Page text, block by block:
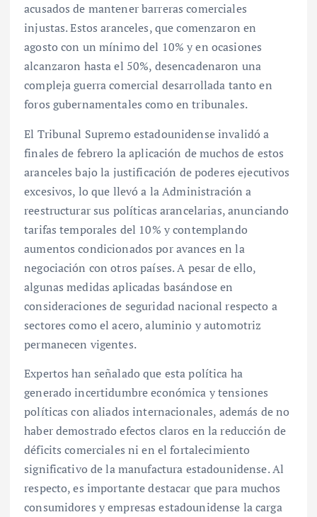
acusados de mantener barreras comerciales
injustas. Estos aranceles, que comenzaron en
agosto con un mínimo del 10% y en ocasiones
alcanzaron hasta el 50%, desencadenaron una
compleja guerra comercial desarrollada tanto en
foros gubernamentales como en tribunales.
El Tribunal Supremo estadounidense invalidó a
finales de febrero la aplicación de muchos de estos
aranceles bajo la justificación de poderes ejecutivos
excesivos, lo que llevó a la Administración a
reestructurar sus políticas arancelarias, anunciando
tarifas temporales del 10% y contemplando
aumentos condicionados por avances en la
negociación con otros países. A pesar de ello,
algunas medidas aplicadas basándose en
consideraciones de seguridad nacional respecto a
sectores como el acero, aluminio y automotriz
permanecen vigentes.
Expertos han señalado que esta política ha
generado incertidumbre económica y tensiones
políticas con aliados internacionales, además de no
haber demostrado efectos claros en la reducción de
déficits comerciales ni en el fortalecimiento
significativo de la manufactura estadounidense. Al
respecto, es importante destacar que para muchos
consumidores y empresas estadounidense la carga